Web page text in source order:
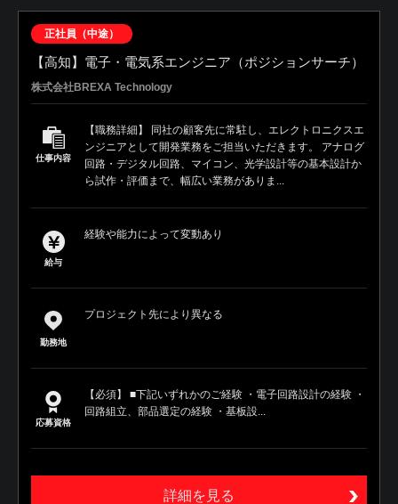
正社員（中途）
【高知】電子・電気系エンジニア（ポジションサーチ）
株式会社BREXA Technology
仕事内容
【職務詳細】 同社の顧客先に常駐し、エレクトロニクスエ
ンジニアとして開発業務をご担当いただきます。 アナログ
回路・デジタル回路、マイコン、光学設計等の基本設計か
ら試作・評価まで、幅広い業務がありま...
給与
経験や能力によって変動あり
勤務地
プロジェクト先により異なる
応募資格
【必須】 ■下記いずれかのご経験 ・電子回路設計の経験 ・
回路組立、部品選定の経験 ・基板設...
詳細を見る